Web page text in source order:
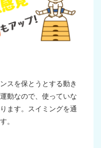
スを保とうとする動き
動なので、使っていな
ます。スイミングを通
。